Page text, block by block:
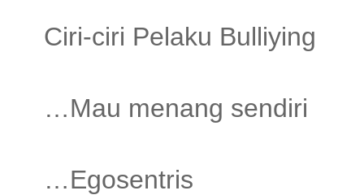
Ciri-ciri Pelaku Bulliying
…Mau menang sendiri
…Egosentris